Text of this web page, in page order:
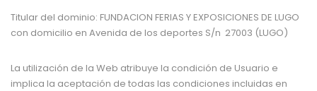
Titular del dominio: FUNDACION FERIAS Y EXPOSICIONES DE LUGO
con domicilio en Avenida de los deportes S/n 27003 (LUGO)
La utilización de la Web atribuye la condición de Usuario e
implica la aceptación de todas las condiciones incluidas en